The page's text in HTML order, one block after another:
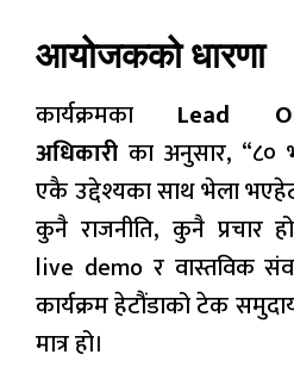
आयोजकको धारणा
कार्यक्रमका Lead
अधिकारी का अनुसार, “८०
एकै उद्देश्यका साथ भेला
कुनै राजनीति, कुनै प्रचार
live demo र वास्तविक
कार्यक्रम हेटौंडाको टेक
मात्र हो।